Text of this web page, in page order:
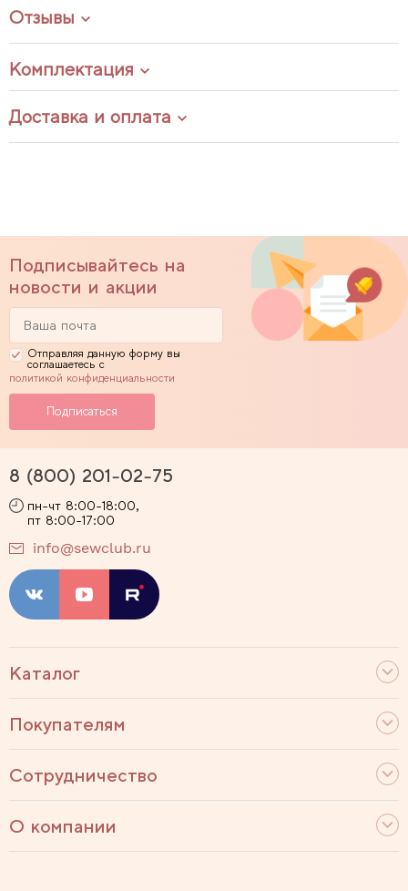
Отзывы
Комплектация
Доставка и оплата
Подписывайтесь на
новости и акции
Отправляя данную форму вы
соглашаетесь с
политикой конфиденциальности
Каталог
Покупателям
Сотрудничество
О компании
8 (800) 201-02-75
пн-чт 8:00-18:00,
пт 8:00-17:00
info@sewclub.ru